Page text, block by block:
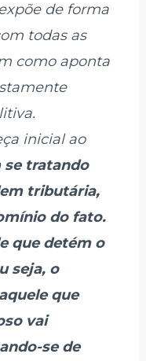
de forma
todas as
como aponta
inicial ao
se tratando
tributária,
do fato.
que detém o
seja, o
que
vai
se de